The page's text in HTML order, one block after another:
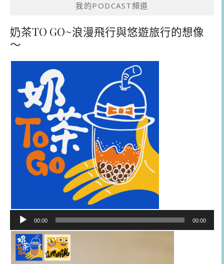
我的PODCAST頻道
奶茶TO GO~浪漫飛行與悠遊旅行的想像
～
播
器
00:00 00:00